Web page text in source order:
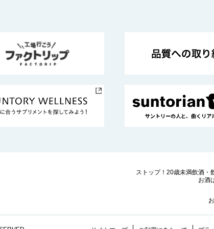
ストップ！20歳未満飲酒・
お酒